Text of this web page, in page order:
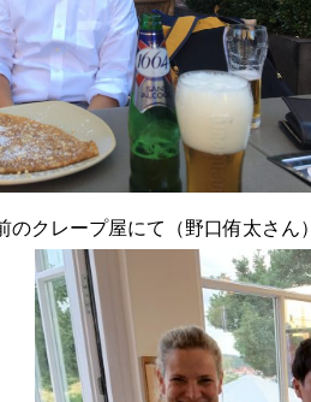
のクレープ屋にて（野口侑太さん）